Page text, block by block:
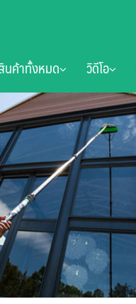
นค้าทั้งหมด วิดีโอ